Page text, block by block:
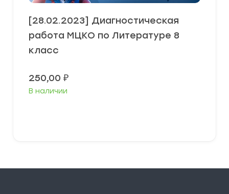
[28.02.2023] Диагностическая
работа МЦКО по Литературе 8
класс
250,00 ₽
В наличии